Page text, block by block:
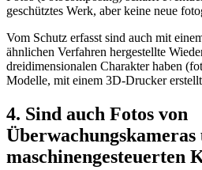
geschütztes Werk, aber keine neue
Vom Schutz erfasst sind auch mit
ähnlichen Verfahren hergestellte
dreidimensionalen Charakter haben
Modelle, mit einem 3D-Drucker
4. Sind auch Fotos von
Überwachungskameras
maschinengesteuerten